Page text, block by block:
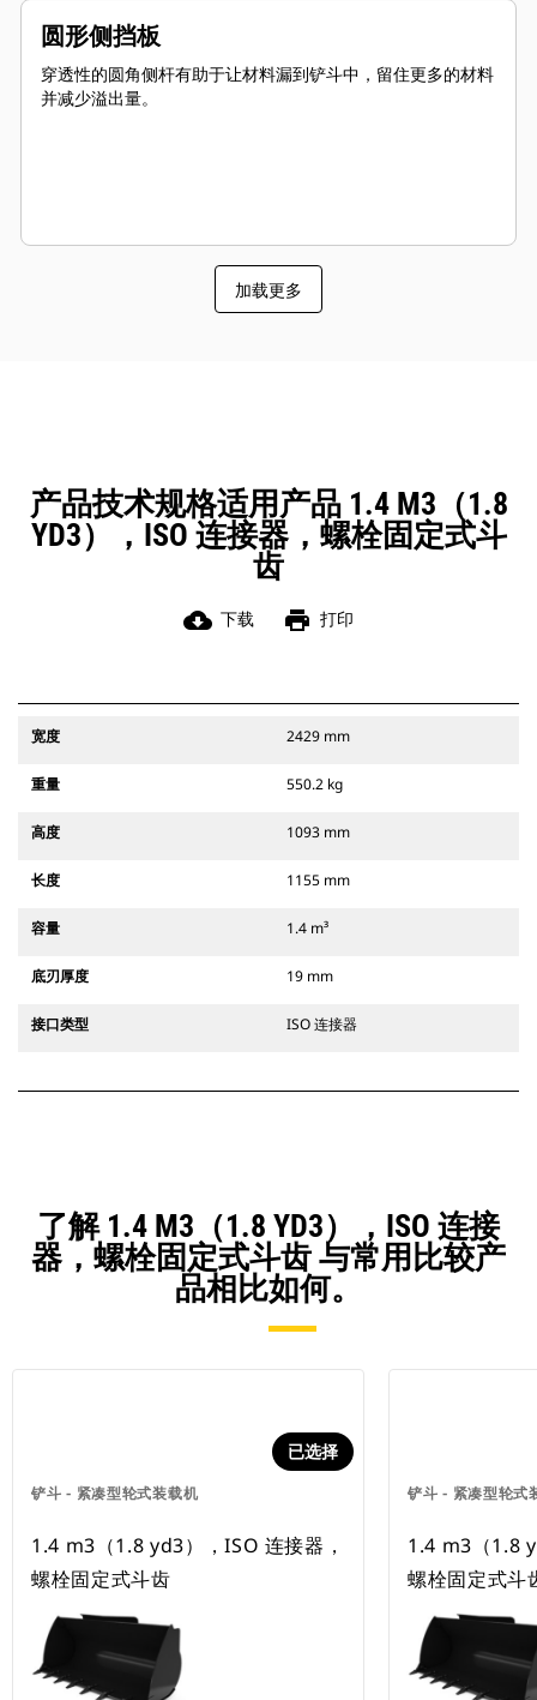
圆形侧挡板
穿透性的圆角侧杆有助于让材料漏到铲斗中，留住更多的材料
并减少溢出量。
加载更多
产品技术规格适用产品 1.4 M3（1.8
YD3），ISO 连接器，螺栓固定式斗
齿
cloud_download 下载 print 打印
宽度 2429 mm
重量 550.2 kg
高度 1093 mm
长度 1155 mm
容量 1.4 m³
底刃厚度 19 mm
接口类型 ISO 连接器
了解 1.4 M3（1.8 YD3），ISO 连接
器，螺栓固定式斗齿 与常用比较产
品相比如何。
铲斗 - 紧凑型轮式装载机
已选择
1.4 m3（1.8 yd3），ISO 连接器，
螺栓固定式斗齿
铲斗 - 紧凑型轮式
1.4 m3（1.8
螺栓固定式斗